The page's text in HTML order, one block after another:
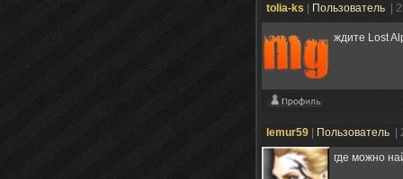
tolia-ks Пользователь |
ждите Lost
lemur59 Пользователь
|
где можно